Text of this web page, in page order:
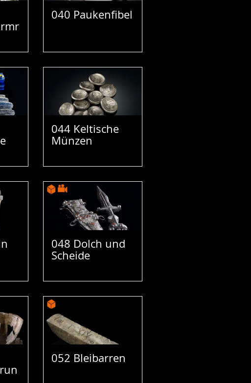
040 Paukenfibel
044 Keltische
Münzen
048 Dolch und
Scheide
052 Bleibarren